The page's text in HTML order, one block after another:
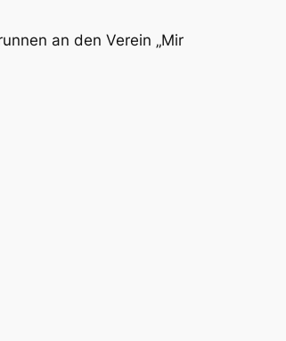
an den Verein „Mir